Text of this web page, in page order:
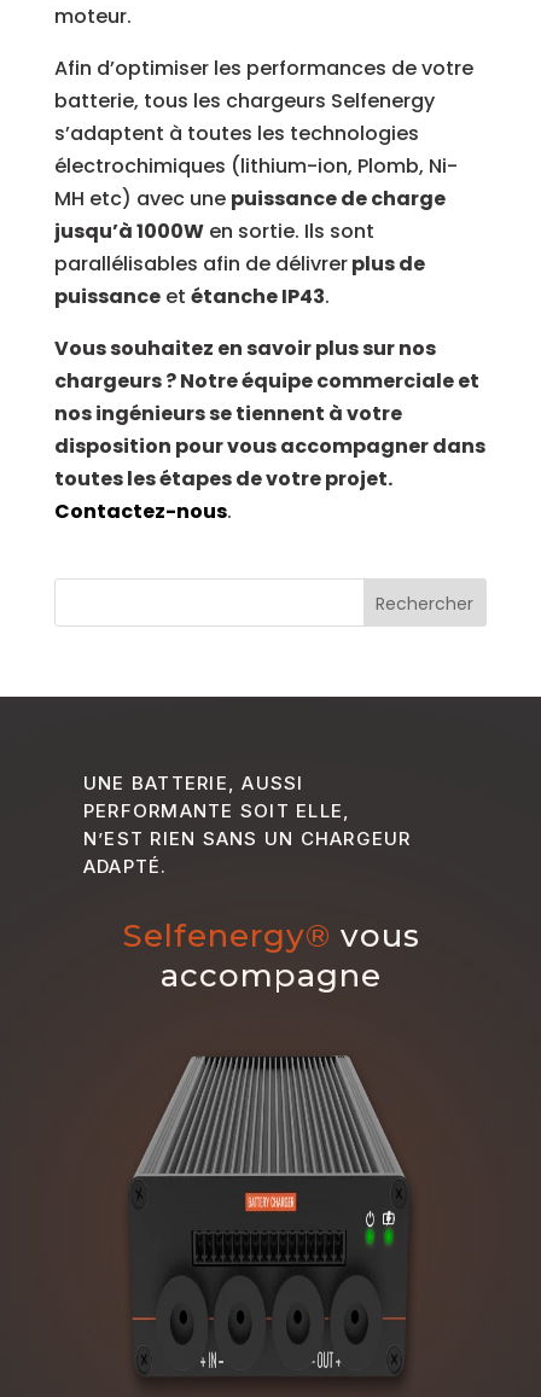
moteur.
Afin d’optimiser les performances de votre
batterie, tous les chargeurs Selfenergy
s’adaptent à toutes les technologies
électrochimiques (lithium-ion, Plomb, Ni-
MH etc) avec une puissance de charge
jusqu’à 1000Wen sortie. Ils sont
parallélisables afin de délivrerplus de
puissanceet étanche IP43.
Vous souhaitez en savoir plus sur nos
chargeurs ? Notre équipe commerciale et
nos ingénieurs se tiennent à votre
disposition pour vous accompagner dans
toutes les étapes de votre projet.
Contactez-nous.
UNE BATTERIE, AUSSI
PERFORMANTE SOIT ELLE,
N’EST RIEN SANS UN CHARGEUR
ADAPTÉ.
Selfenergy® vous
accompagne